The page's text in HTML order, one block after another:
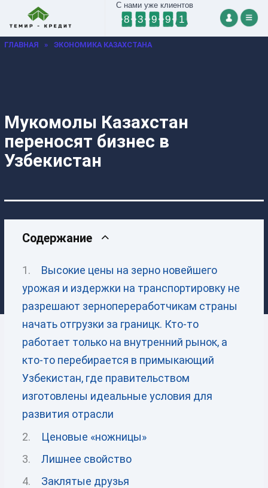
С нами уже клиентов
8 3 9 9 1
ГЛАВНАЯ » ЭКОНОМИКА КАЗАХСТАНА
Мукомолы Казахстан
переносят бизнес в
Узбекистан
Содержание
Высокие цены на зерно новейшего
урожая и издержки на транспортировку не
разрешают зернопереработчикам страны
начать отгрузки за границк. Кто-то
работает только на внутренний рынок, а
кто-то перебирается в примыкающий
Узбекистан, где правительством
изготовлены идеальные условия для
развития отрасли
Ценовые «ножницы»
Лишнее свойство
Заклятые друзья